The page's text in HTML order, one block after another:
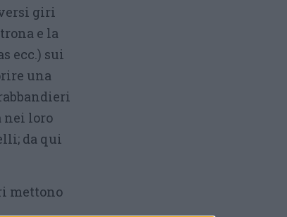
giri
e la
ecc.) sui
una
nei loro
da qui
mettono